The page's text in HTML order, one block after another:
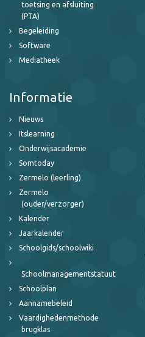
toetsing en afsluiting
(PTA)
Begeleiding
Software
Mediatheek
Informatie
Nieuws
Itslearning
Onderwijsacademie
Somtoday
Zermelo (leerling)
Zermelo
(ouder/verzorger)
Kalender
Jaarkalender
Schoolgids/schoolwiki
Schoolmanagementstatuut
Schoolplan
Aannamebeleid
Vaardighedenmethode
brugklas